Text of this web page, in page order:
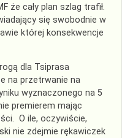
że cały plan szlag trafił.
się swobodnie w
której konsekwencje
dla Tsiprasa
na przetrwanie na
wyznaczonego na 5
premierem mając
O ile, oczywiście,
nie zdejmie rękawiczek